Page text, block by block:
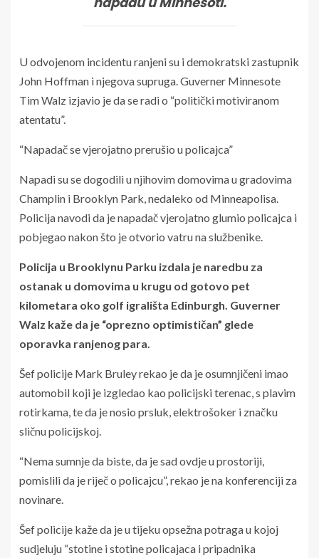
U odvojenom incidentu ranjeni su i demokratski zastupnik
John Hoffman i njegova supruga. Guverner Minnesote
Tim Walz izjavio je da se radi o “politički motiviranom
atentatu”.
“Napadač se vjerojatno prerušio u policajca”
Napadi su se dogodili u njihovim domovima u gradovima
Champlin i Brooklyn Park, nedaleko od Minneapolisa.
Policija navodi da je napadač vjerojatno glumio policajca i
pobjegao nakon što je otvorio vatru na službenike.
Policija u Brooklynu Parku izdala je naredbu za
ostanak u domovima u krugu od gotovo pet
kilometara oko golf igrališta Edinburgh. Guverner
Walz kaže da je “oprezno optimističan” glede
oporavka ranjenog para.
Šef policije Mark Bruley rekao je da je osumnjičeni imao
automobil koji je izgledao kao policijski terenac, s plavim
rotirkama, te da je nosio prsluk, elektrošoker i značku
sličnu policijskoj.
“Nema sumnje da biste, da je sad ovdje u prostoriji,
pomislili da je riječ o policajcu”, rekao je na konferenciji za
novinare.
Šef policije kaže da je u tijeku opsežna potraga u kojoj
sudjeluju “stotine i stotine policajaca i pripadnika